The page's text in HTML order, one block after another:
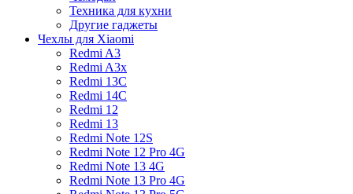
Техника для кухни
Другие гаджеты
Чехлы для Xiaomi
Redmi A3
Redmi A3x
Redmi 13C
Redmi 14C
Redmi 12
Redmi 13
Redmi Note 12S
Redmi Note 12 Pro 4G
Redmi Note 13 4G
Redmi Note 13 Pro 4G